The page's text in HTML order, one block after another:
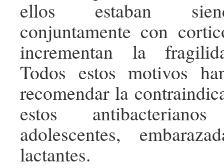
ellos estaban
conjuntamente con
incrementan la
Todos estos motivos
recomendar la
estos
adolescentes,
lactantes.